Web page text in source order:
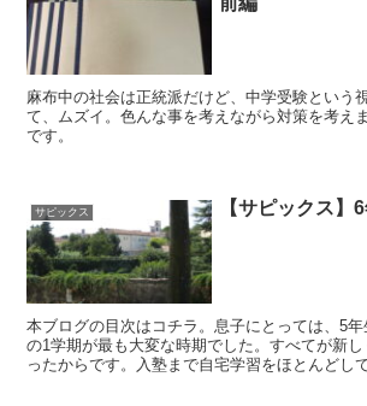
麻布中の社会は正統派だけど、中学受験という
て、ムズイ。色んな事を考えながら対策を考え
です。
サピックス 【サピックス】
本ブログの目次はコチラ。息子にとっては、5
の1学期が最も大変な時期でした。すべてが新
ったからです。入塾まで自宅学習をほとんどし